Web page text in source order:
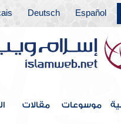
Español
Deutsch
موسوعات مقالات